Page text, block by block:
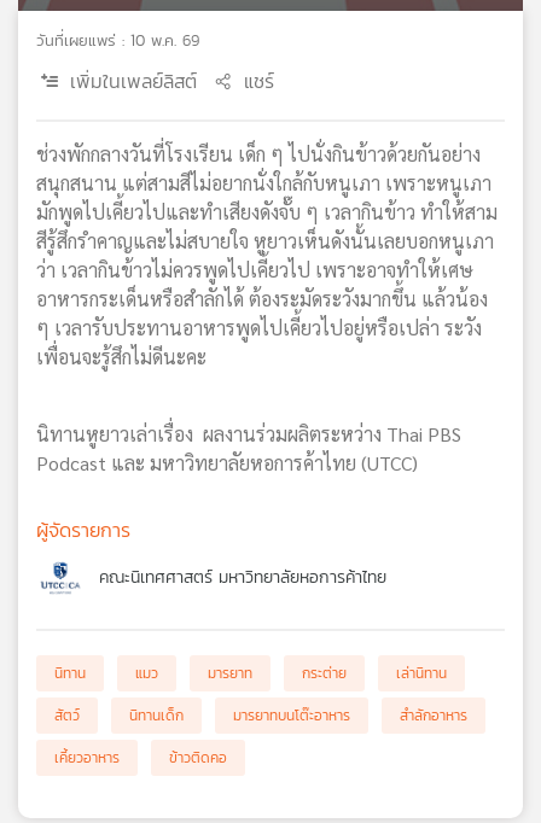
แผนที่
วิทยุ
ข่าย
วันที่เผยแพร่ : 10 พ.ค. 69
เพิ่มในเพลย์ลิสต์ แชร์
ช่วงพักกลางวันที่โรงเรียน เด็ก ๆ ไปนั่งกินข้าวด้วยกันอย่าง
สนุกสนาน แต่สามสีไม่อยากนั่งใกล้กับหนูเภา เพราะหนูเภา
มักพูดไปเคี้ยวไปและทำเสียงดังจั๊บ ๆ เวลากินข้าว ทำให้สาม
สีรู้สึกรำคาญและไม่สบายใจ หูยาวเห็นดังนั้นเลยบอกหนูเภา
ว่า เวลากินข้าวไม่ควรพูดไปเคี้ยวไป เพราะอาจทำให้เศษ
อาหารกระเด็นหรือสำลักได้ ต้องระมัดระวังมากขึ้น แล้วน้อง
ๆ เวลารับประทานอาหารพูดไปเคี้ยวไปอยู่หรือเปล่า ระวัง
เพื่อนจะรู้สึกไม่ดีนะคะ
นิทานหูยาวเล่าเรื่อง ผลงานร่วมผลิตระหว่าง Thai PBS
Podcast และ มหาวิทยาลัยหอการค้าไทย (UTCC)
ผู้จัดรายการ
คณะนิเทศศาสตร์ มหาวิทยาลัยหอการค้าไทย
นิทาน แมว มารยาท กระต่าย
เล่านิทาน
สัตว์
นิทานเด็ก มารยาทบนโต๊ะอาหาร
สำลักอาหาร
เคี้ยวอาหาร
ข้าวติดคอ